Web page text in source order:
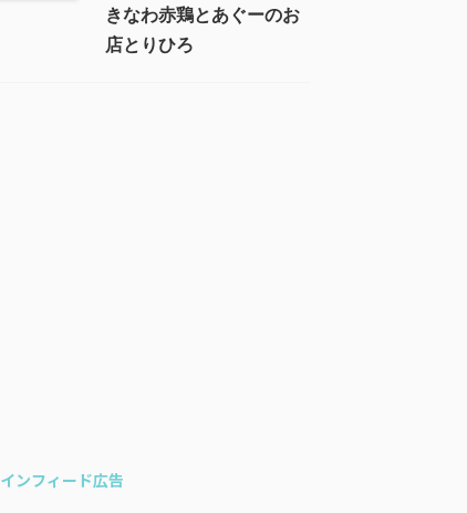
きなわ赤鶏とあぐーのお
店とりひろ
インフィード広告